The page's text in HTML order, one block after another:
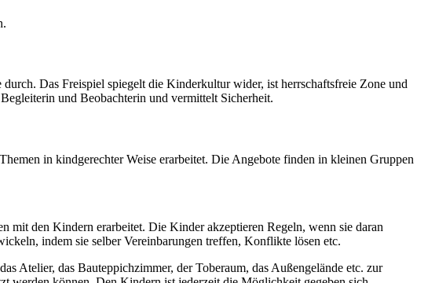
Das Freispiel spiegelt die Kinderkultur wider, ist herrschaftsfreie Zone und
und Beobachterin und vermittelt Sicherheit.
in kindgerechter Weise erarbeitet. Die Angebote finden in kleinen Gruppen
mit den Kindern erarbeitet. Die Kinder akzeptieren Regeln, wenn sie daran
indem sie selber Vereinbarungen treffen, Konflikte lösen etc.
Atelier, das Bauteppichzimmer, der Toberaum, das Außengelände etc. zur